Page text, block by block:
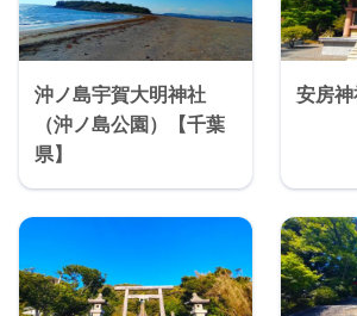
沖ノ島宇賀大明神社
（沖ノ島公園）【千葉
県】
安房神